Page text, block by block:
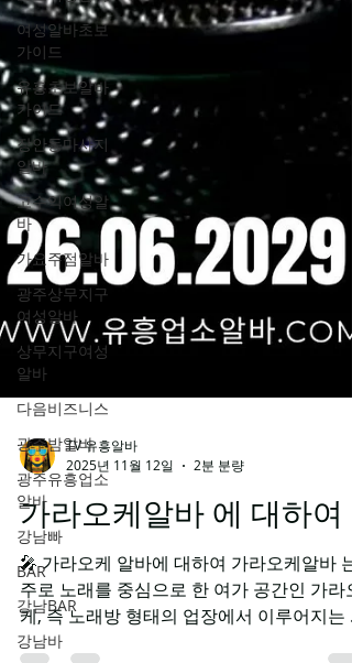
여성알바초보
가이드
유흥초보알바
가이드
장안동마사지
알바
고수익여성알
바
가요주점알바
광주상무지구
여성알바
상무지구여성
알바
다음비즈니스
광주밤알바
광주유흥업소
알바
강남빠
BAR
강남BAR
강남바
TV 유흥알바
가라오케알바 에 대하여
🎤 가라오케 알바에 대하여 가라오케알바 는